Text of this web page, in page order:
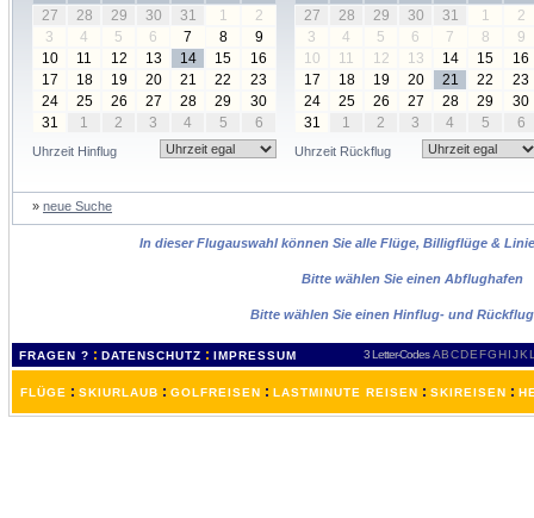
27 28 29 30 31 1
2
3
4 5 6 7 8
9
10
11 12 13 14 15
16
17
18 19 20 21 22
23
24
25 26 27 28 29
30
31
1 2 3 4 5 6
Uhrzeit Hinflug
27 28 29 30 31 1
2
3
4 5 6 7 8
9
10
11 12 13 14 15
16
17
18 19 20 21 22
23
24
25 26 27 28 29
30
31
1 2 3 4 5 6
Uhrzeit Rückflug
» neue Suche
In dieser Flugauswahl können Sie alle Flüge, Billigflüge &
Bitte wählen Sie einen Abflughafen
Bitte wählen Sie einen Hinflug- und
FRAGEN ? : DATENSCHUTZ : IMPRESSUM 3 Letter-Codes ABCDEFGH IJKL
FLÜGE : SKIURLAUB : GOLFREISEN : LASTMINUTE REISEN : SKIREISEN :